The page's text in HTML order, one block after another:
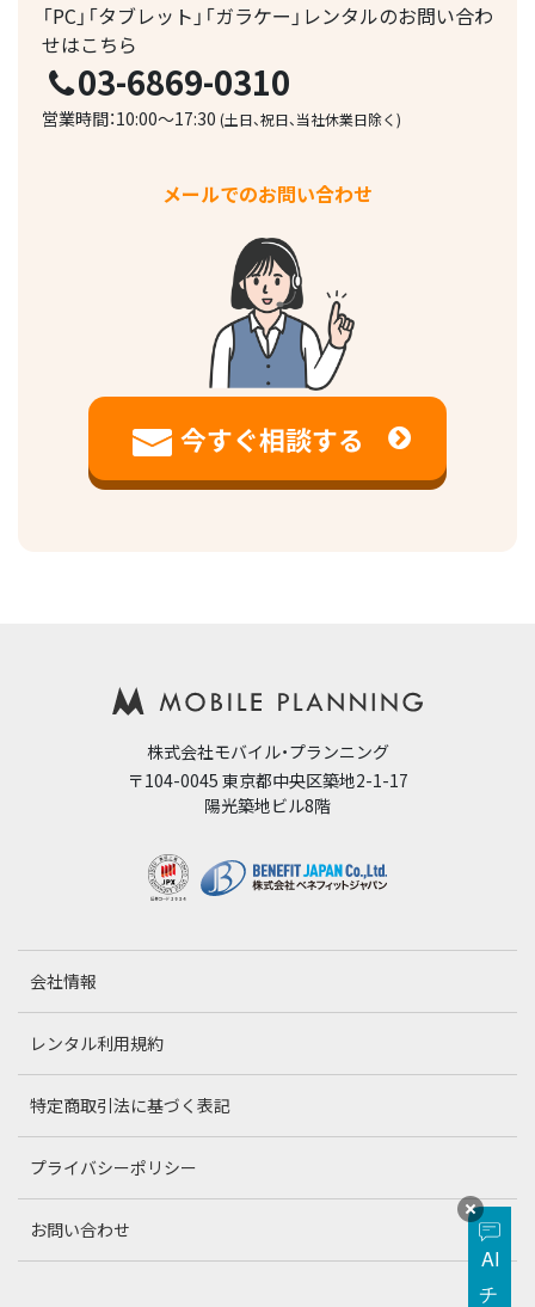
「PC」「タブレット」「ガラケー」レンタルのお問い合わ
せはこちら
03-6869-0310
営業時間：10:00～17:30 (土日、祝日、当社休業日除く)
メールでのお問い合わせ
今すぐ相談する
株式会社モバイル・プランニング
〒104-0045 東京都中央区築地2-1-17
陽光築地ビル8階
会社情報
レンタル利用規約
特定商取引法に基づく表記
プライバシーポリシー
お問い合わせ
AI